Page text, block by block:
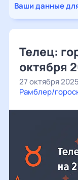
Ваши данные
Телец:
октября
27 октября 2025
Рамблер/